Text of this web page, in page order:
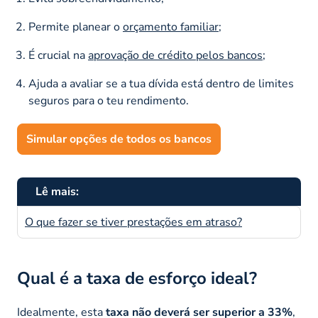
Permite planear oorçamento familiar;
É crucial na aprovação de crédito pelos bancos;
Ajuda a avaliar se a tua dívida está dentro de limites
seguros para o teu rendimento.
Simular opções de todos os bancos
Lê mais:
O que fazer se tiver prestações em atraso?
Qual é a taxa de esforço ideal?
Idealmente, estataxa não deverá ser superior a 33%,